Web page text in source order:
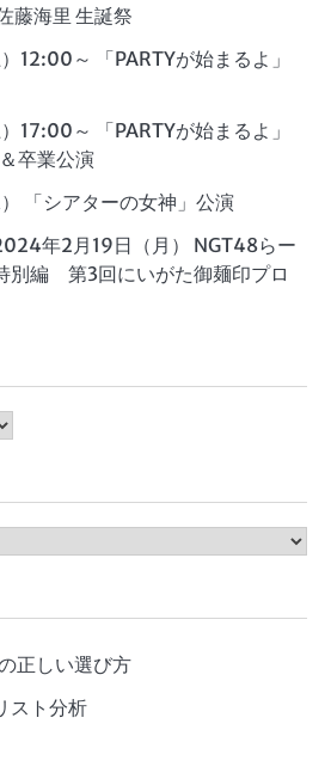
藤海里 生誕祭
12:00～ 「PARTYが始まるよ」
17:00～ 「PARTYが始まるよ」
卒業公演
「シアターの女神」公演
年2月19日（月） NGT48らー
別編 第3回にいがた御麺印プロ
正しい選び方
スト分析